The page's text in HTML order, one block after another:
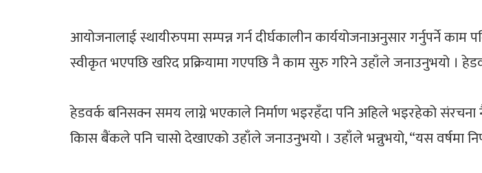
आयोजनालाई स्थायीरुपमा सम्पन्न गर्न दीर्घकालीन कार्ययोजनाअनुसार गर्नुपर्ने
स्वीकृत भएपछि खरिद प्रक्रियामा गएपछि नै काम सुरु गरिने उहाँले जनाउनुभयो ।
हेडवर्क बनिसक्न समय लाग्ने भएकाले निर्माण भइरहँदा पनि अहिले भइरहेको संरचना नै
किास बैंकले पनि चासो देखाएको उहाँले जनाउनुभयो । उहाँले भन्नुभयो, “यस वर्षमा